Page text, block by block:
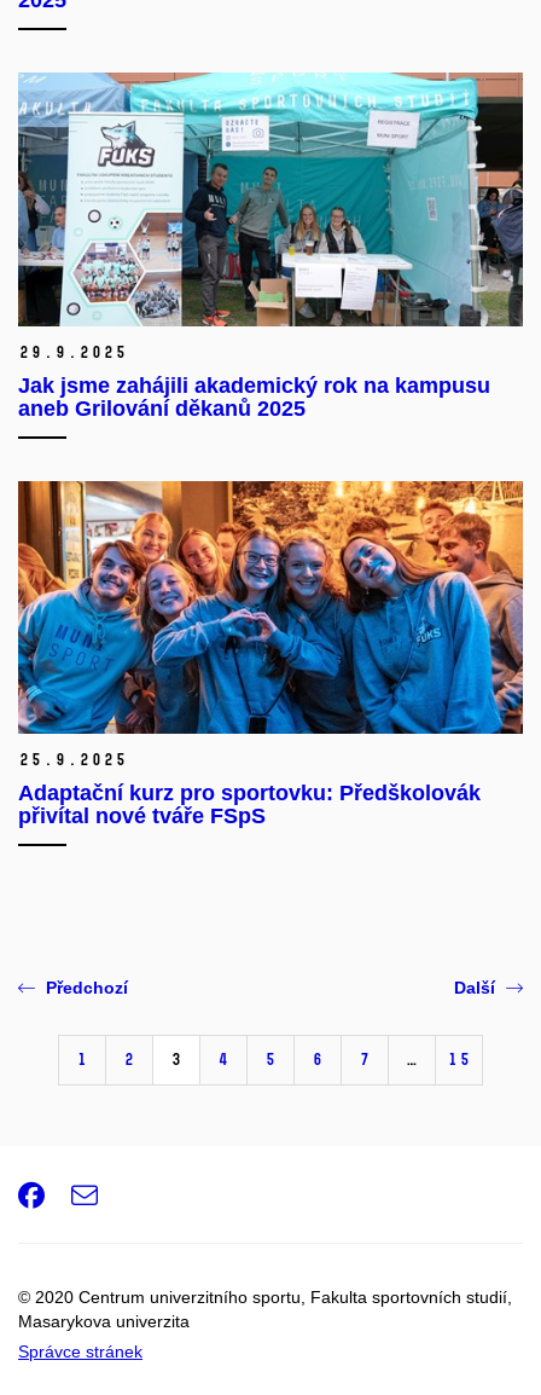
29. 9. 2025
Jak jsme zahájili akademický rok na kampusu
aneb Grilování děkanů 2025
25. 9. 2025
Adaptační kurz pro sportovku: Předškolovák
přivítal nové tváře FSpS
Předchozí
1 2 3 4 5 6 7 … 15
Další
© 2020 Centrum univerzitního sportu, Fakulta sportovních studií,
Masarykova univerzita
Správce stránek
Facebook
e-